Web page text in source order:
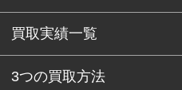
買取実績一覧
3つの買取方法